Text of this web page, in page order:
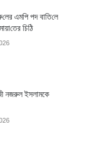
এম‌পি পদ বা‌তি‌লে
চি‌ঠি
নজরুল ইসলামকে